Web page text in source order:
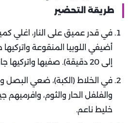
طريقة التحضير
في قدر عميق على النار، اغلي
إلى 20 دقيقة). صفيها واتركيها جانبًا حتى تحضّرين الصلصة.
في الخلاط (الكبة)، ضعي البصل
والفلفل الحار والثوم،
خليط ناعم.